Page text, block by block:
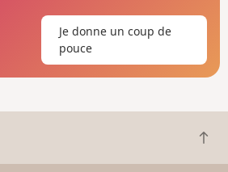
Je donne un coup de
pouce
R
e